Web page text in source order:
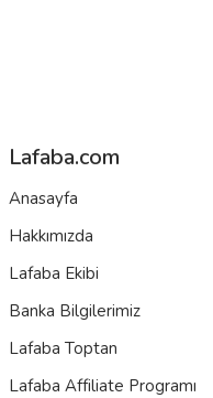
Lafaba.com
Anasayfa
Hakkımızda
Lafaba Ekibi
Banka Bilgilerimiz
Lafaba Toptan
Lafaba Affiliate Programı